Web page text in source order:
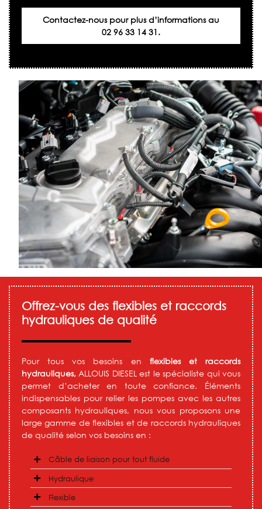
Contactez-nous pour plus d’informations au
02 96 33 14 31.
Offrez-vous des flexibles et raccords
hydrauliques de qualité
Pour tous vos besoins en flexibles et raccords
hydrauliques, ALLOUIS DIESEL est le spécialiste qui vous
permet d’acheter en toute confiance. Éléments
indispensables pour relier les pompes avec les autres
composants hydrauliques, nous vous proposons une
large gamme de flexibles et de raccords hydrauliques
de qualité selon vos besoins en :
Câble de liaison pour tout fluide
Hydraulique
Flexible